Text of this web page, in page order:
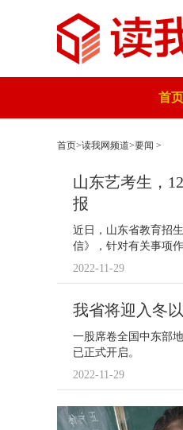
首页
首页>读我网频道>要闻 >
山东艺考生，
报
近日，山东省教育招
信》，针对有关事项作
2022-11-29
我省将迎入冬
一股席卷全国中东部
已正式开启。
2022-11-29